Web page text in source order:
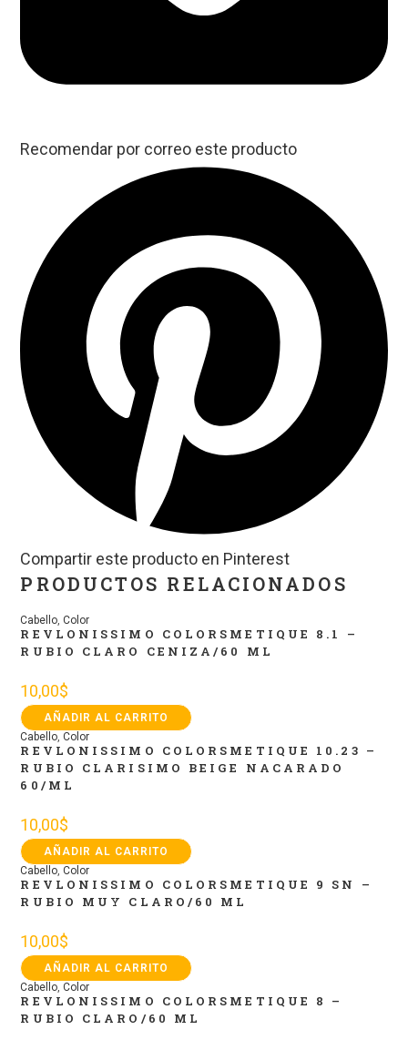
Recomendar por correo este producto
Compartir este producto en Pinterest
PRODUCTOS RELACIONADOS
Cabello,Color
REVLONISSIMO COLORSMETIQUE 8.1 –
RUBIO CLARO CENIZA/60 ML
10,00$
AÑADIR AL CARRITO
Cabello,Color
REVLONISSIMO COLORSMETIQUE 10.23 –
RUBIO CLARISIMO BEIGE NACARADO
60/ML
10,00$
AÑADIR AL CARRITO
Cabello,Color
REVLONISSIMO COLORSMETIQUE 9 SN –
RUBIO MUY CLARO/60 ML
10,00$
AÑADIR AL CARRITO
Cabello,Color
REVLONISSIMO COLORSMETIQUE 8 –
RUBIO CLARO/60 ML